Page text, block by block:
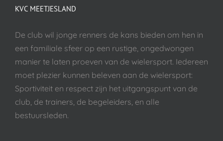
KVC MEETJESLAND
De club wil jonge renners de kans bieden om hen in
een familiale sfeer op een rustige, ongedwongen
manier te laten proeven van de wielersport. Iedereen
moet plezier kunnen beleven aan de wielersport:
Sportiviteit en respect zijn het uitgangspunt van de
club, de trainers, de begeleiders, en alle
bestuursleden.